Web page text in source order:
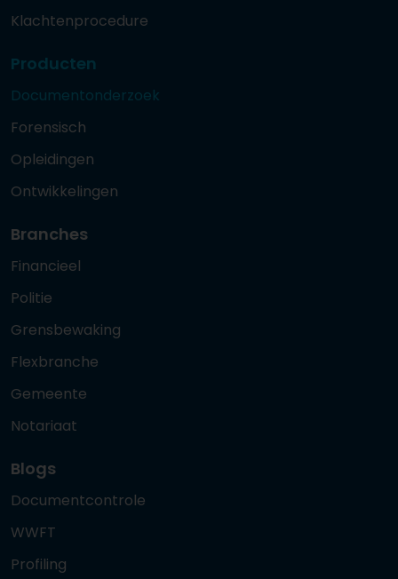
Klachtenprocedure
Producten
Documentonderzoek
Forensisch
Opleidingen
Ontwikkelingen
Branches
Financieel
Politie
Grensbewaking
Flexbranche
Gemeente
Notariaat
Blogs
Documentcontrole
WWFT
Profiling